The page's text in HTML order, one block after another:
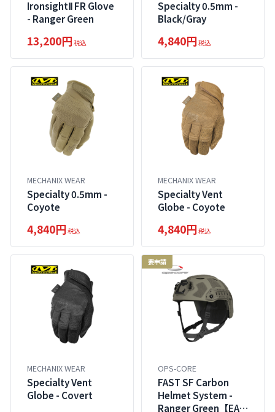
IronsightⅡ FR Glove
- Ranger Green
13,200円税込
Specialty 0.5mm -
Black/Gray
4,840円税込
MECHANIX WEAR
Specialty 0.5mm -
Coyote
4,840円税込
MECHANIX WEAR
Specialty Vent
Globe - Coyote
4,840円税込
MECHANIX WEAR
Specialty Vent
Globe - Covert
要申請
OPS-CORE
FAST SF Carbon
Helmet System -
Ranger Green【EAR